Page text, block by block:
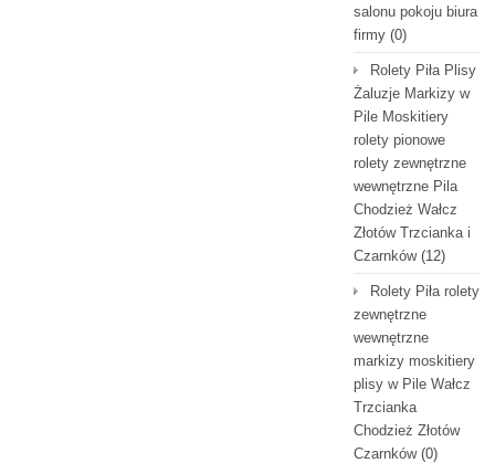
salonu pokoju biura
firmy (0)
Rolety Piła Plisy
Żaluzje Markizy w
Pile Moskitiery
rolety pionowe
rolety zewnętrzne
wewnętrzne Pila
Chodzież Wałcz
Złotów Trzcianka i
Czarnków(12)
Rolety Piła rolety
zewnętrzne
wewnętrzne
markizy moskitiery
plisy w Pile Wałcz
Trzcianka
Chodzież Złotów
Czarnków(0)